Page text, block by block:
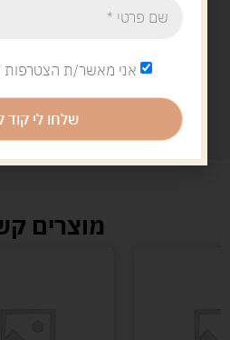
מוצרים
אני מאשר/ת הצטרפות
שלחו לי קוד